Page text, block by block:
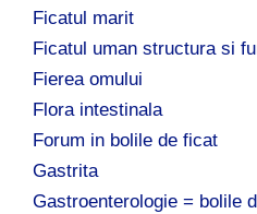
Ficatul marit
Ficatul uman structura si
Fierea omului
Flora intestinala
Forum in bolile de ficat
Gastrita
Gastroenterologie = bolile